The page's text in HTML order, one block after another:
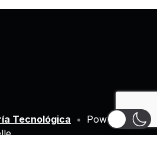
Tecnológica • Powered by
.